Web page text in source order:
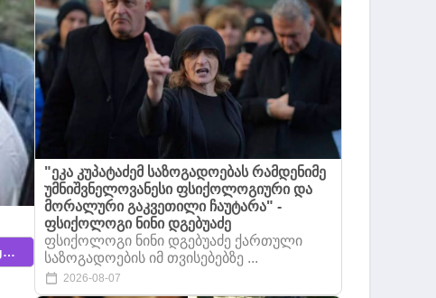
https://www.zmna.ge/news/merve-nikolozob...
"ეკა კუპატაძემ საზოგადოებას რამდენიმე
უმნიშვნელოვანესი ფსიქოლოგიური და
მორალური გაკვეთილი ჩაუტარა" -
ფსიქოლოგი ნინი დგებუაძე
ფსიქოლოგი ნინი დგებუაძე ქართული
საზოგადოების იმ თვისებებზე ...
2026-08-07